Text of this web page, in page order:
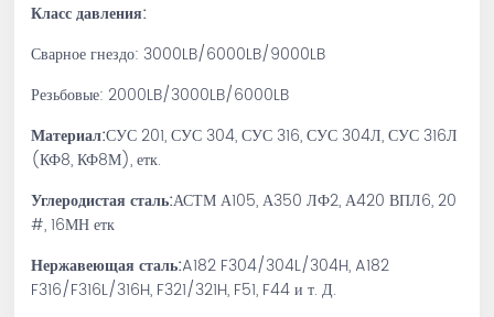
Класс давления:
Сварное гнездо: 3000LB/6000LB/9000LB
Резьбовые: 2000LB/3000LB/6000LB
Материал:СУС 201, СУС 304, СУС 316, СУС 304Л, СУС 316Л
(КФ8, КФ8М), етк.
Углеродистая сталь:АСТМ А105, А350 ЛФ2, А420 ВПЛ6, 20
#, 16МН етк
Нержавеющая сталь:A182 F304/304L/304H, A182
F316/F316L/316H, F321/321H, F51, F44 и т. Д.